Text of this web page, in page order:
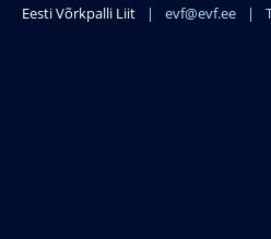
Eesti Võrkpalli Liit | evf@evf.ee |